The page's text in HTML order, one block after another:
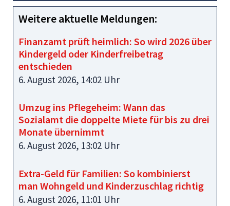
Weitere aktuelle Meldungen:
Finanzamt prüft heimlich: So wird 2026 über
Kindergeld oder Kinderfreibetrag
entschieden
6. August 2026, 14:02 Uhr
Umzug ins Pflegeheim: Wann das
Sozialamt die doppelte Miete für bis zu drei
Monate übernimmt
6. August 2026, 13:02 Uhr
Extra-Geld für Familien: So kombinierst
man Wohngeld und Kinderzuschlag richtig
6. August 2026, 11:01 Uhr